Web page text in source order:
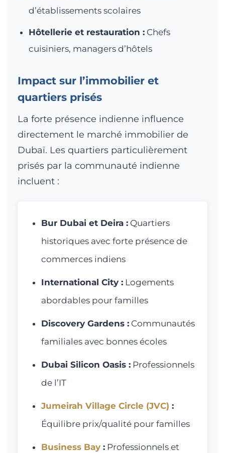
d’établissements scolaires
Hôtellerie et restauration :Chefs
cuisiniers, managers d’hôtels
Impact sur l’immobilier et
quartiers prisés
La forte présence indienne influence
directement le marché immobilier de
Dubaï. Les quartiers particulièrement
prisés par la communauté indienne
incluent :
Bur Dubai et Deira :Quartiers
historiques avec forte présence de
commerces indiens
International City :Logements
abordables pour familles
Discovery Gardens :Communautés
familiales avec bonnes écoles
Dubai Silicon Oasis :Professionnels
de l’IT
Jumeirah Village Circle (JVC) :
Équilibre prix/qualité pour familles
Business Bay:Professionnels et